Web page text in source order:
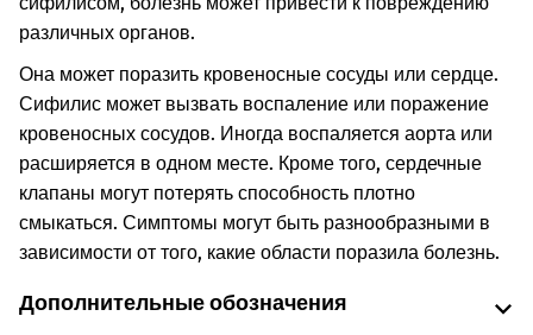
различных органов.
Она может поразить кровеносные сосуды или сердце.
Сифилис может вызвать воспаление или поражение
кровеносных сосудов. Иногда воспаляется аорта или
расширяется в одном месте. Кроме того, сердечные
клапаны могут потерять способность плотно
смыкаться. Симптомы могут быть разнообразными в
зависимости от того, какие области поразила болезнь.
Дополнительные обозначения